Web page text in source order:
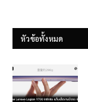
หัวข้อทั้งหมด